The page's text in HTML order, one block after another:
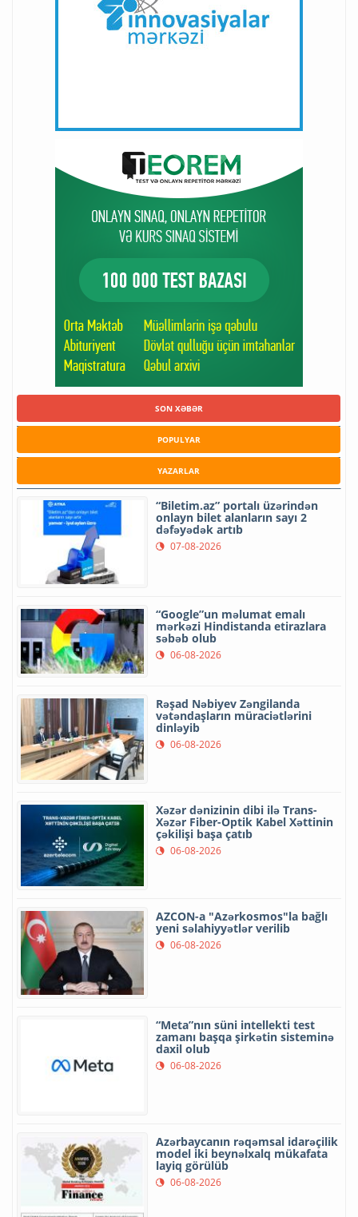
SON XƏBƏR
POPULYAR
YAZARLAR
“Biletim.az” portalı üzərindən
onlayn bilet alanların sayı 2
dəfəyədək artıb
07-08-2026
“Google”un məlumat emalı
mərkəzi Hindistanda etirazlara
səbəb olub
06-08-2026
Rəşad Nəbiyev Zəngilanda
vətəndaşların müraciətlərini
dinləyib
06-08-2026
Xəzər dənizinin dibi ilə Trans-
Xəzər Fiber-Optik Kabel Xəttinin
çəkilişi başa çatıb
06-08-2026
AZCON-a "Azərkosmos"la bağlı
yeni səlahiyyətlər verilib
06-08-2026
“Meta”nın süni intellekti test
zamanı başqa şirkətin sisteminə
daxil olub
06-08-2026
Azərbaycanın rəqəmsal idarəçilik
model iki beynəlxalq mükafata
layiq görülüb
06-08-2026